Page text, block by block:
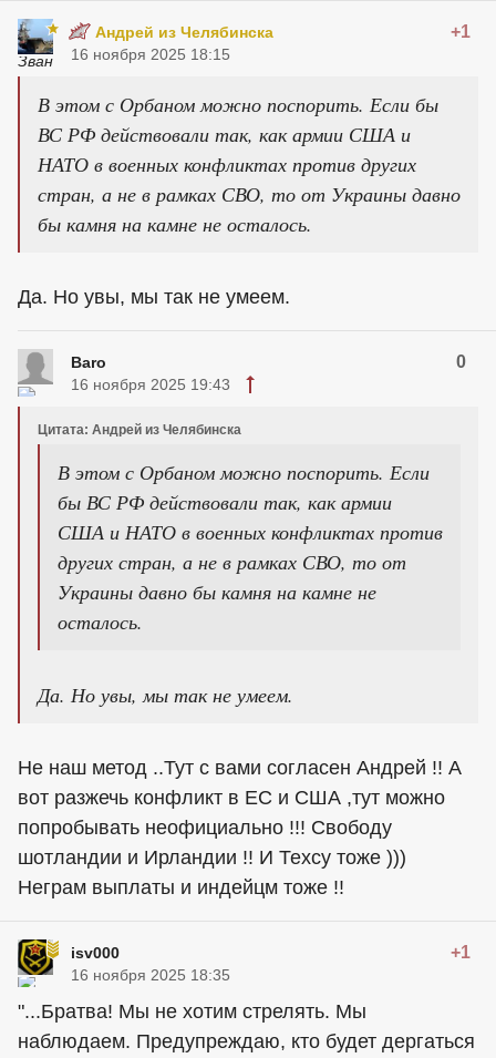
Андрей из Челябинска +1
16 ноября 2025 18:15
В этом с Орбаном можно поспорить. Если бы
ВС РФ действовали так, как армии США и
НАТО в военных конфликтах против других
стран, а не в рамках СВО, то от Украины давно
бы камня на камне не осталось.
Да. Но увы, мы так не умеем.
Baro 0
16 ноября 2025 19:43
Цитата: Андрей из Челябинска
В этом с Орбаном можно поспорить. Если
бы ВС РФ действовали так, как армии
США и НАТО в военных конфликтах против
других стран, а не в рамках СВО, то от
Украины давно бы камня на камне не
осталось.
Да. Но увы, мы так не умеем.
Не наш метод ..Тут с вами согласен Андрей !! А
вот разжечь конфликт в ЕС и США ,тут можно
попробывать неофициально !!! Свободу
шотландии и Ирландии !! И Техсу тоже )))
Неграм выплаты и индейцм тоже !!
isv000 +1
16 ноября 2025 18:35
"...Братва! Мы не хотим стрелять. Мы
наблюдаем. Предупреждаю, кто будет дергаться